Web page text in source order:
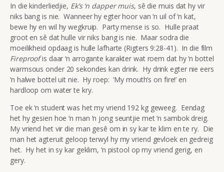
In die kinderliedjie, Ek’s ‘n dapper muis, sê die muis dat hy vir
niks bang is nie. Wanneer hy egter hoor van ‘n uil of ‘n kat,
bewe hy en wil hy wegkruip. Party mense is so. Hulle praat
groot en sê dat hulle vir niks bang is nie. Maar sodra die
moeilikheid opdaag is hulle lafharte (Rigters 9:28-41). In die film
Fireproofis daar ‘n arrogante karakter wat roem dat hy ‘n bottel
warmsous onder 20 sekondes kan drink. Hy drink egter nie eers
‘n halwe bottel uit nie. Hy roep: ‘My mouth’s on fire!’ en
hardloop om water te kry.
Toe ek ‘n student was het my vriend 192 kg geweeg. Eendag
het hy gesien hoe ‘n man ‘n jong seuntjie met ‘n sambok dreig.
My vriend het vir die man gesê om in sy kar te klim en te ry. Die
man het agteruit geloop terwyl hy my vriend gevloek en gedreig
het. Hy het in sy kar geklim, ‘n pistool op my vriend gerig, en
gery.